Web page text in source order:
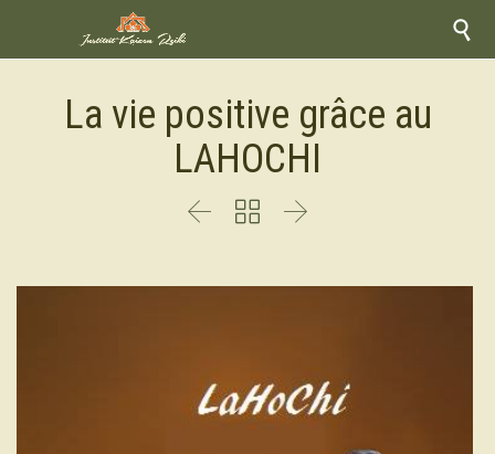

La vie positive grâce au
LAHOCHI
  